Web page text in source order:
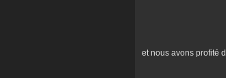
et nous avons profité